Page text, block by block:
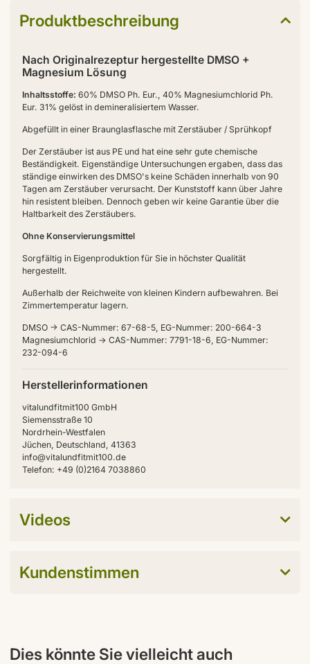
Produktbeschreibung
Nach Originalrezeptur hergestellte DMSO +
Magnesium Lösung
Inhaltsstoffe: 60% DMSO Ph. Eur., 40% Magnesiumchlorid Ph.
Eur. 31% gelöst in demineralisiertem Wasser.
Abgefüllt in einer Braunglasflasche mit Zerstäuber / Sprühkopf
Der Zerstäuber ist aus PE und hat eine sehr gute chemische
Beständigkeit. Eigenständige Untersuchungen ergaben, dass das
ständige einwirken des DMSO's keine Schäden innerhalb von 90
Tagen am Zerstäuber verursacht. Der Kunststoff kann über Jahre
hin resistent bleiben. Dennoch geben wir keine Garantie über die
Haltbarkeit des Zerstäubers.
Ohne Konservierungsmittel
Sorgfältig in Eigenproduktion für Sie in höchster Qualität
hergestellt.
Außerhalb der Reichweite von kleinen Kindern aufbewahren. Bei
Zimmertemperatur lagern.
DMSO -> CAS-Nummer: 67-68-5, EG-Nummer: 200-664-3
Magnesiumchlorid -> CAS-Nummer: 7791-18-6, EG-Nummer:
232-094-6
Herstellerinformationen
vitalundfitmit100 GmbH
Siemensstraße 10
Nordrhein-Westfalen
Jüchen, Deutschland, 41363
info@vitalundfitmit100.de
Telefon: +49 (0)2164 7038860
Videos
Kundenstimmen
Dies könnte Sie vielleicht auch